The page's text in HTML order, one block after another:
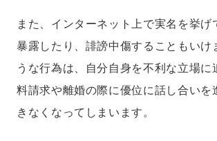
また、インターネット上で実名を挙げ
暴露したり、誹謗中傷することもいけ
うな行為は、自分自身を不利な立場に
料請求や離婚の際に優位に話し合いを
きなくなってしまいます。